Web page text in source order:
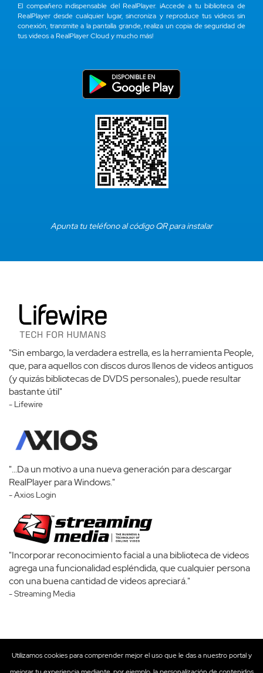
Utilizamos cookies para comprender mejor el uso que le das a nuestro portal y
El compañero indispensable del RealPlayer. ¡Accede a tu biblioteca de
RealPlayer desde cualquier lugar, sincroniza y reproduce tus videos sin
conexión, transmite a la pantalla grande, realiza un copia de seguridad de
tus videos a RealPlayer Cloud y mucho más!
Apunta tu teléfono al código QR para instalar
"Sin embargo, la verdadera estrella, es la herramienta People,
que, para aquellos con discos duros llenos de videos antiguos
(y quizás bibliotecas de DVDS personales), puede resultar
bastante útil"
- Lifewire
"...Da un motivo a una nueva generación para descargar
RealPlayer para Windows."
- Axios Login
"Incorporar reconocimiento facial a una biblioteca de videos
agrega una funcionalidad espléndida, que cualquier persona
con una buena cantidad de videos apreciará."
- Streaming Media